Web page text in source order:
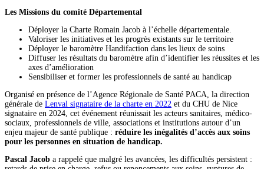
Les Missions du comité Départemental
Déployer la Charte Romain Jacob à l’échelle départementale.
Valoriser les initiatives et les progrès existants sur le territoire
Déployer le baromètre Handifaction dans les lieux de soins
Diffuser les résultats du baromètre afin d’identifier les réussites et les
axes d’amélioration
Sensibiliser et former les professionnels de santé au handicap
Organisé en présence de l’Agence Régionale de Santé PACA, la direction
générale de Lenval signataire de la charte en 2022 et du CHU de Nice
signataire en 2024, cet événement réunissait les acteurs sanitaires, médico-
sociaux, professionnels de ville, associations et institutions autour d’un
enjeu majeur de santé publique : réduire les inégalités d’accès aux soins
pour les personnes en situation de handicap.
Pascal Jacob a rappelé que malgré les avancées, les difficultés persistent :